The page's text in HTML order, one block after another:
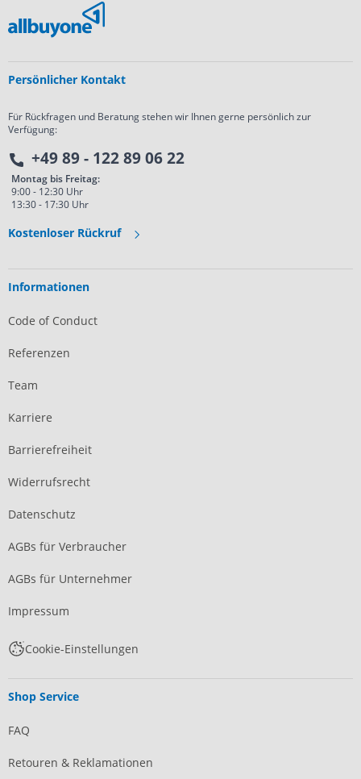
Persönlicher Kontakt
Für Rückfragen und Beratung stehen wir Ihnen gerne persönlich zur
Verfügung:
+49 89 - 122 89 06 22
Montag bis Freitag:
9:00 - 12:30 Uhr
13:30 - 17:30 Uhr
Kostenloser Rückruf
Informationen
Code of Conduct
Referenzen
Team
Karriere
Barrierefreiheit
Widerrufsrecht
Datenschutz
AGBs für Verbraucher
AGBs für Unternehmer
Impressum
Cookie-Einstellungen
Shop Service
FAQ
Retouren & Reklamationen